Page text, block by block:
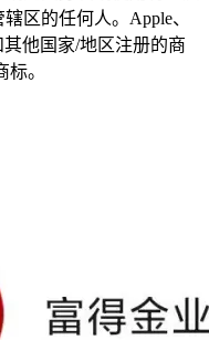
区的任何人。Apple、
其他国家/地区注册的商
。